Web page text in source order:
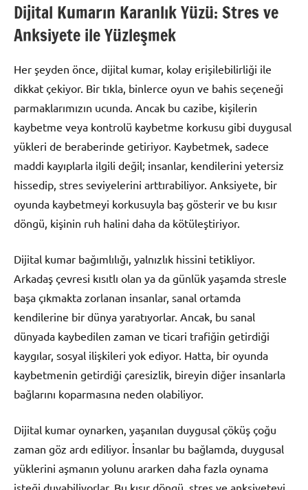
Dijital Kumarın Karanlık Yüzü: Stres ve
Anksiyete ile Yüzleşmek
Her şeyden önce, dijital kumar, kolay erişilebilirliği ile
dikkat çekiyor. Bir tıkla, binlerce oyun ve bahis seçeneği
parmaklarımızın ucunda. Ancak bu cazibe, kişilerin
kaybetme veya kontrolü kaybetme korkusu gibi duygusal
yükleri de beraberinde getiriyor. Kaybetmek, sadece
maddi kayıplarla ilgili değil; insanlar, kendilerini yetersiz
hissedip, stres seviyelerini arttırabiliyor. Anksiyete, bir
oyunda kaybetmeyi korkusuyla baş gösterir ve bu kısır
döngü, kişinin ruh halini daha da kötüleştiriyor.
Dijital kumar bağımlılığı, yalnızlık hissini tetikliyor.
Arkadaş çevresi kısıtlı olan ya da günlük yaşamda stresle
başa çıkmakta zorlanan insanlar, sanal ortamda
kendilerine bir dünya yaratıyorlar. Ancak, bu sanal
dünyada kaybedilen zaman ve ticari trafiğin getirdiği
kaygılar, sosyal ilişkileri yok ediyor. Hatta, bir oyunda
kaybetmenin getirdiği çaresizlik, bireyin diğer insanlarla
bağlarını koparmasına neden olabiliyor.
Dijital kumar oynarken, yaşanılan duygusal çöküş çoğu
zaman göz ardı ediliyor. İnsanlar bu bağlamda, duygusal
yüklerini aşmanın yolunu ararken daha fazla oynama